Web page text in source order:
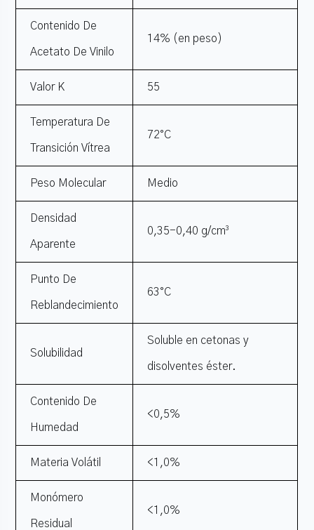
Contenido De
Acetato De Vinilo
14% (en peso)
Valor K 55
Temperatura De
Transición Vítrea
72°C
Peso Molecular Medio
Densidad
Aparente
0,35-0,40 g/cm³
Punto De
Reblandecimiento
63°C
Solubilidad
Soluble en cetonas y
disolventes éster.
Contenido De
Humedad
<0,5%
Materia Volátil <1,0%
Monómero
Residual
<1,0%